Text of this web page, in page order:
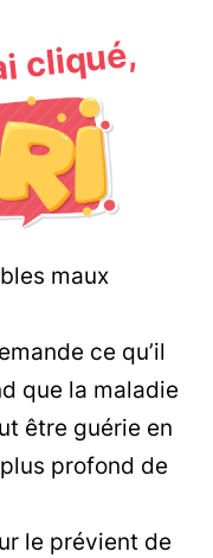
cliqué,
maux
ce qu’il
que la maladie
être guérie en
profond de
le prévient de